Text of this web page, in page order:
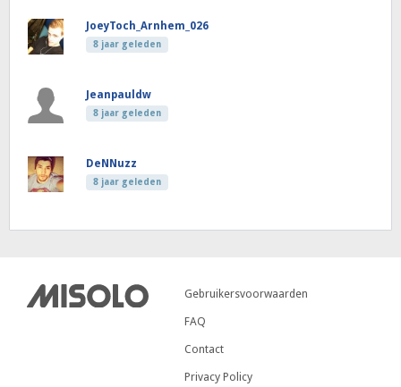
JoeyToch_Arnhem_026
8 jaar geleden
Jeanpauldw
8 jaar geleden
DeNNuzz
8 jaar geleden
Gebruikersvoorwaarden
FAQ
Contact
Privacy Policy